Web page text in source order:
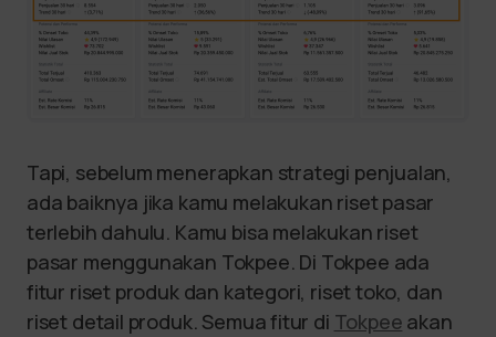
Tapi, sebelum menerapkan strategi penjualan,
ada baiknya jika kamu melakukan riset pasar
terlebih dahulu. Kamu bisa melakukan riset
pasar menggunakan Tokpee. Di Tokpee ada
fitur riset produk dan kategori, riset toko, dan
riset detail produk. Semua fitur di Tokpee akan